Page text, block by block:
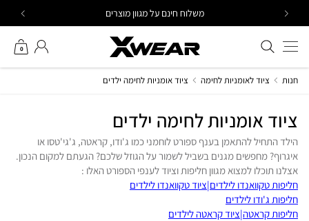
content
משלוח חינם על מגוון מוצרים
חיפוש באתר
0
החשבון שלי
חנות ציוד לאומניות לחימה ציוד אומניות לחימה ילדים
ציוד אומניות לחימה ילדים
הילד התחיל להתאמן בענף ספורט לוחמני כמו ג'ודו, קראטה, ג'גי'טסו או
איגרוף? מחפשים מגנים בשביל לשמור על הגוזל שלכם? הגעתם למקום הנכון.
אצלנו תוכלו למצוא מגוון חליפות וציוד לענפי הספורט האלו :
חליפות טקוואנדו לילדים|ציוד טקוואנדו לילדים
חליפות ג'ודו לילדים
חליפות קראטה|ציוד קראטה לילדים